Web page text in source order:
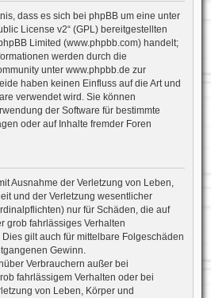
dass es sich bei phpBB um eine unter
License v2“ (GPL) bereitgestellten
Limited (www.phpbb.com) handelt;
werden durch die
unter www.phpbb.de zur
haben keinen Einfluss auf die Art und
verwendet wird. Sie können
der Software für bestimmte
oder auf Inhalte fremder Foren
Ausnahme der Verletzung von Leben,
und der Verletzung wesentlicher
nur für Schäden, die auf
grob fahrlässiges Verhalten
gilt auch für mittelbare Folgeschäden
Gewinn.
Verbrauchern außer bei
fahrlässigem Verhalten oder bei
von Leben, Körper und